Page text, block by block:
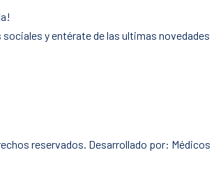
sociales y entérate de las ultimas novedades
reservados. Desarrollado por: Médicos